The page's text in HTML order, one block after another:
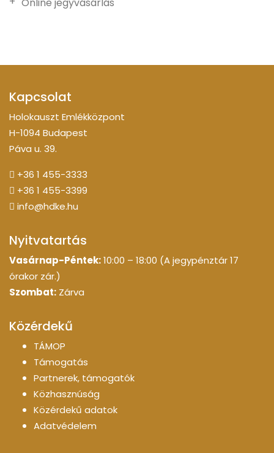
Kapcsolat
Holokauszt Emlékközpont
H-1094 Budapest
Páva u. 39.
+36 1 455-3333
+36 1 455-3399
info@hdke.hu
Nyitvatartás
Vasárnap-Péntek:10:00 – 18:00 (A jegypénztár 17
órakor zár.)
Szombat: Zárva
Közérdekű
TÁMOP
Támogatás
Partnerek, támogatók
Közhasznúság
Közérdekű adatok
Adatvédelem